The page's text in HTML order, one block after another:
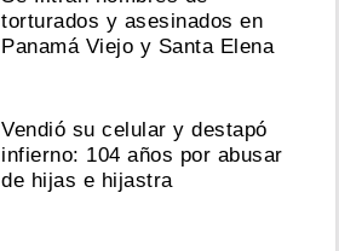
torturados y asesinados en
Panamá Viejo y Santa Elena
Vendió su celular y destapó
infierno: 104 años por abusar
de hijas e hijastra